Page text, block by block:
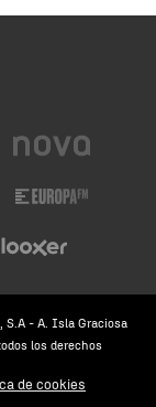
S.A - A. Isla Graciosa
los derechos
de cookies